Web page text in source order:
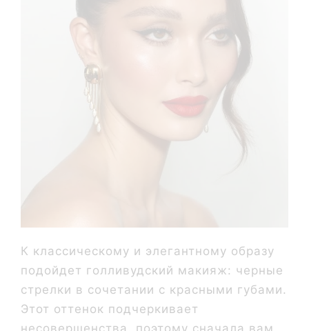
К классическому и элегантному образу
подойдет голливудский макияж: черные
стрелки в сочетании с красными губами.
Этот оттенок подчеркивает
несовершенства, поэтому сначала вам